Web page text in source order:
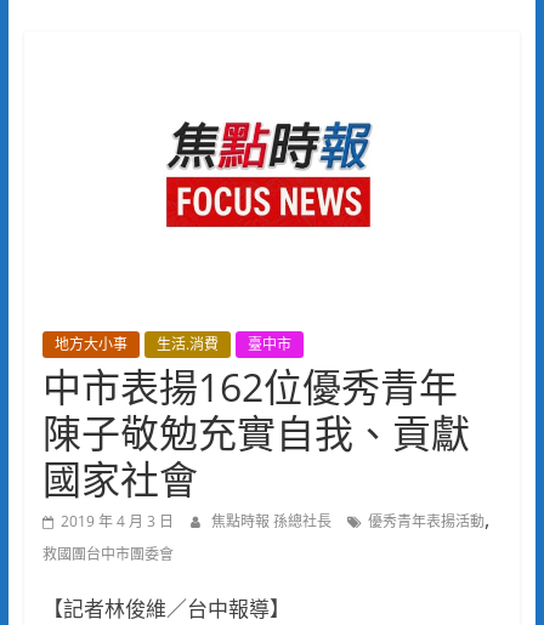
地方大小事 生活.消費 臺中市
中市表揚162位優秀青年
陳子敬勉充實自我、貢獻
國家社會
2019 年 4 月 3 日 焦點時報 孫總社長 優秀青年表揚活動,
救國團台中市團委會
【記者林俊維／台中報導】